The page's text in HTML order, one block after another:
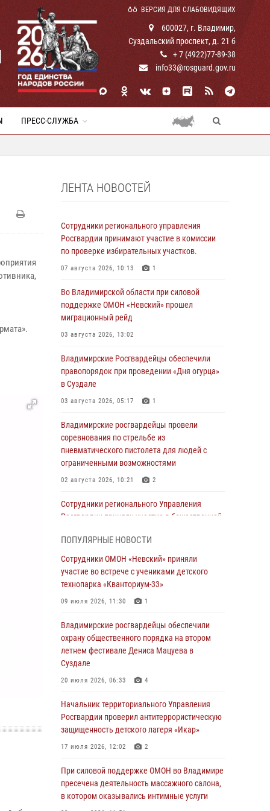
ВЕРСИЯ ДЛЯ СЛАБОВИДЯЩИХ
600027, г. Владимир,
Суздальский проспект, д. 21 б
+ 7 (4922)77-89-38
info33@rosguard.gov.ru
ПРЕСС-СЛУЖБА
ЛЕНТА НОВОСТЕЙ
Сотрудники регионального управления
Росгвардии принимают участие в комиссии
по проверке избирательных участков.
07 августа 2026, 10:13 1
Во Владимирской области при силовой
поддержке ОМОН «Невский» прошел
миграционный рейд
03 августа 2026, 13:02
Владимирские Росгвардейцы обеспечили
правопорядок при проведении «Дня огурца»
в Суздале
03 августа 2026, 05:17 1
Владимирские росгвардейцы провели
соревнования по стрельбе из
пневматического пистолета для людей с
ограниченными возможностями
02 августа 2026, 10:21 2
Сотрудники регионального Управления
Росгвардии приняли участие в божественной
равноапостольного великого князя
Владимира и празднования Дня Крещения
29 июля 2026, 05:29 4
пресечена деятельность массажного салона,
в котором оказывались интимные услуги
28 июля 2026, 11:51
Во Владимирcкой области открыли
детском лагере «Икар»
27 июля 2026, 16:43 2
Владимирские росгвардейцы обеспечили
летнем фестивале Дениса Мацуева в
20 июля 2026, 06:33 4
ПОПУЛЯРНЫЕ НОВОСТИ
Сотрудники ОМОН «Невский» приняли
участие во встрече с учениками детского
технопарка «Кванториум-33»
09 июля 2026, 11:30 1
Владимирские росгвардейцы обеспечили
охрану общественного порядка на втором
летнем фестивале Дениса Мацуева в
Суздале
20 июля 2026, 06:33 4
Начальник территориального Управления
Росгвардии проверил антитеррористическую
защищенность детского лагеря «Икар»
17 июля 2026, 12:02 2
При силовой поддержке ОМОН во Владимире
пресечена деятельность массажного салона,
в котором оказывались интимные услуги